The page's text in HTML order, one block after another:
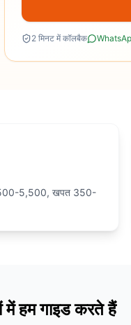
2 मिनट में कॉलबैक
5,500, खपत 350-
में हम गाइड करते हैं